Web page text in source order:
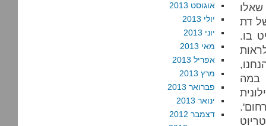
דת
בו.
במה
אוגוסט 2013
יולי 2013
יוני 2013
מאי 2013
אפריל 2013
מרץ 2013
פברואר 2013
ינואר 2013
דצמבר 2012